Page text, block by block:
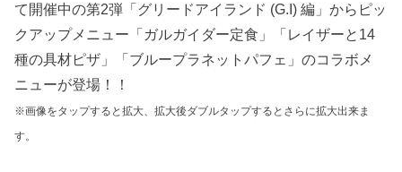
て開催中の第2弾「グリードアイランド (G.I) 編」からピッ
クアップメニュー「ガルガイダー定食」「レイザーと14
種の具材ピザ」「ブループラネットパフェ」のコラボメ
ニューが登場！！
※画像をタップすると拡大、拡大後ダブルタップするとさらに拡大出来ま
す。